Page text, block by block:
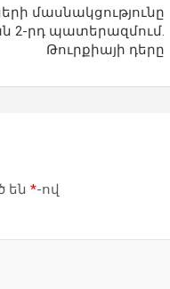
մասնակցությունը
2-րդ պատերազմում.
Թուրքիայի դերը
են *-ով